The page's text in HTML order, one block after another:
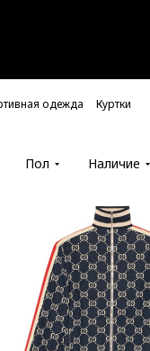
одежда Куртки
Пол Наличие